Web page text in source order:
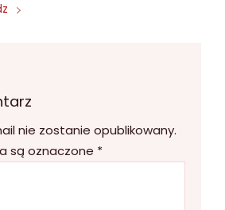
nie zostanie opublikowany.
są oznaczone *